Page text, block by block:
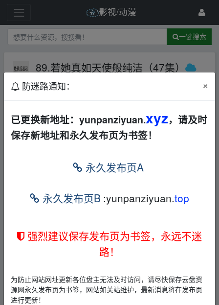
影视/动漫
一键搜索
89.若她真如天使般纯洁（47集）
百度网盘
【超级会员V1】通过百度网盘分享的文件：8
9.若她真如天…
_fr om w ww.y▁un▂pan▪zi▪yu‥an.x
链接:
_fr om w ww.y▁un▂pan▪zi▪yu‥an.xy、z
_fr om w ww.y▁un▂pan▪zi▪yu‥an.xy、z
取」_fr om w ww.y▁un▂pan▪zi▪yu‥an.xy、z
防迷路通知： ×
已更换新地址：yunpanziyuan.xyz，请及时
保存新地址和永久发布页为书签！
永久发布页A
永久发布页B :yunpanziyuan.top
强烈建议保存发布页为书签，永远不迷
路！
为防止网站网址更新各位盘主无法及时访问，请尽快保存云盘资
源网永久发布页为书签，网站如关站维护，最新消息将在发布页
进行更新！